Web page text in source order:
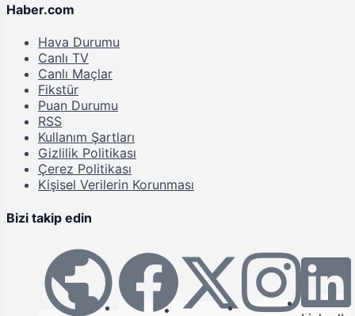
Haber.com
Hava Durumu
Canlı TV
Canlı Maçlar
Fikstür
Puan Durumu
RSS
Kullanım Şartları
Gizlilik Politikası
Çerez Politikası
Kişisel Verilerin Korunması
Bizi takip edin